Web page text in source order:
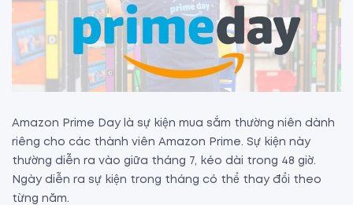
Amazon Prime Day là sự kiện mua sắm thường niên dành
riêng cho các thành viên Amazon Prime. Sự kiện này
thường diễn ra vào giữa tháng 7, kéo dài trong 48 giờ.
Ngày diễn ra sự kiện trong tháng có thể thay đổi theo
từng năm.